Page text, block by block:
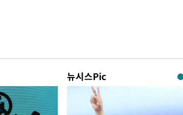
뉴시스Pic